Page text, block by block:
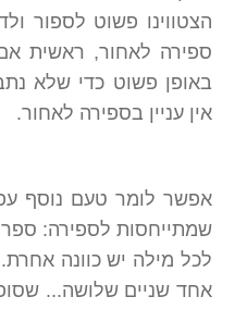
הצטווינו פשוט לספור
ספירה לאחור, ראשית
באופן פשוט כדי שלא
אין עניין בספירה לאחור.
אפשר לומר טעם נוסף
שמתייחסות לספירה:
לכל מילה יש כוונה
אחד שניים שלושה...